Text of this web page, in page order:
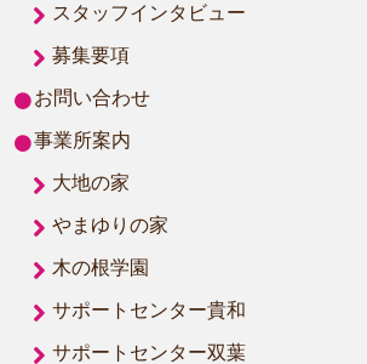
スタッフインタビュー
募集要項
お問い合わせ
事業所案内
大地の家
やまゆりの家
木の根学園
サポートセンター貴和
サポートセンター双葉